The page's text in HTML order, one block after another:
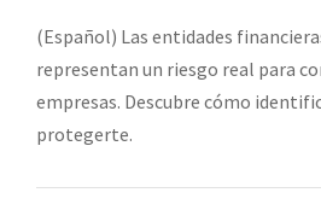
(Español) Las entidades
representan un riesgo real para
empresas. Descubre cómo
protegerte.